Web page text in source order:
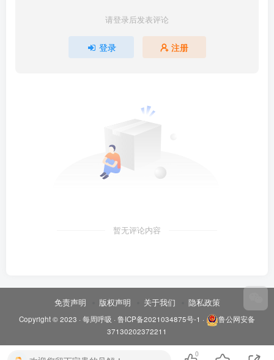
请登录后发表评论
登录 注册
暂无评论内容
免责声明 版权声明 关于我们 隐私政策
Copyright © 2023 · 每周呼吸 · 鲁ICP备2021034875号-1 ·
鲁公网安备
37130202372211
0